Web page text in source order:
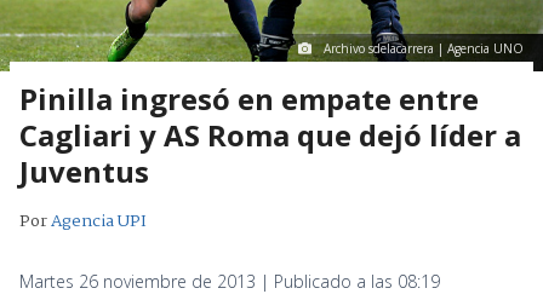
Archivo sdelacarrera | Agencia UNO
Pinilla ingresó en empate entre
Cagliari y AS Roma que dejó líder a
Juventus
PorAgencia UPI
Martes 26 noviembre de 2013 | Publicado a las 08:19